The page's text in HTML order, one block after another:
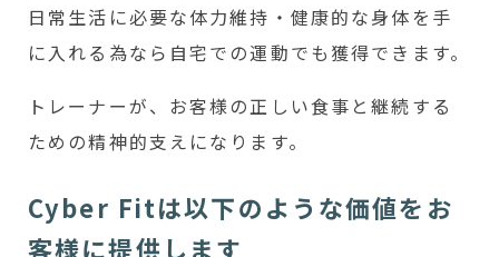
日常生活に必要な体力維持・健康的な身体を手
に入れる為なら自宅での運動でも獲得できます。
トレーナーが、お客様の正しい食事と継続する
ための精神的支えになります。
Cyber Fitは以下のような価値をお
客様に提供します